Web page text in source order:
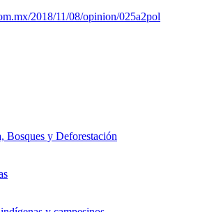
2018/11/08/opinion/025a2pol
Bosques y Deforestación